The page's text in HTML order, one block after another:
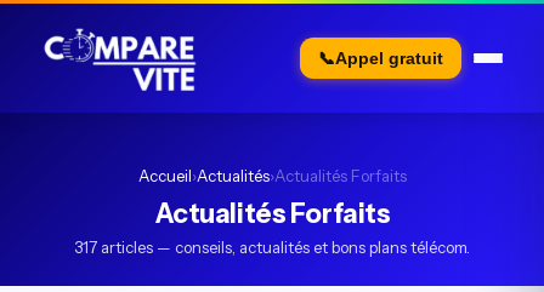
📞Appel gratuit
Accueil›Actualités›Actualités Forfaits
Actualités Forfaits
317 articles — conseils, actualités et bons plans télécom.